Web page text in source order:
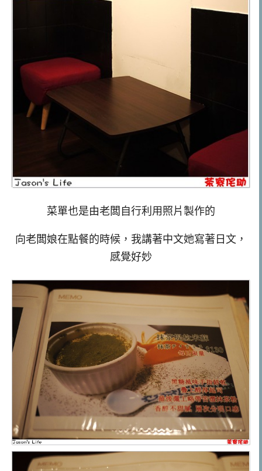
菜單也是由老闆自行利用照片製作的
向老闆娘在點餐的時候，我講著中文她寫著日文，
感覺好妙